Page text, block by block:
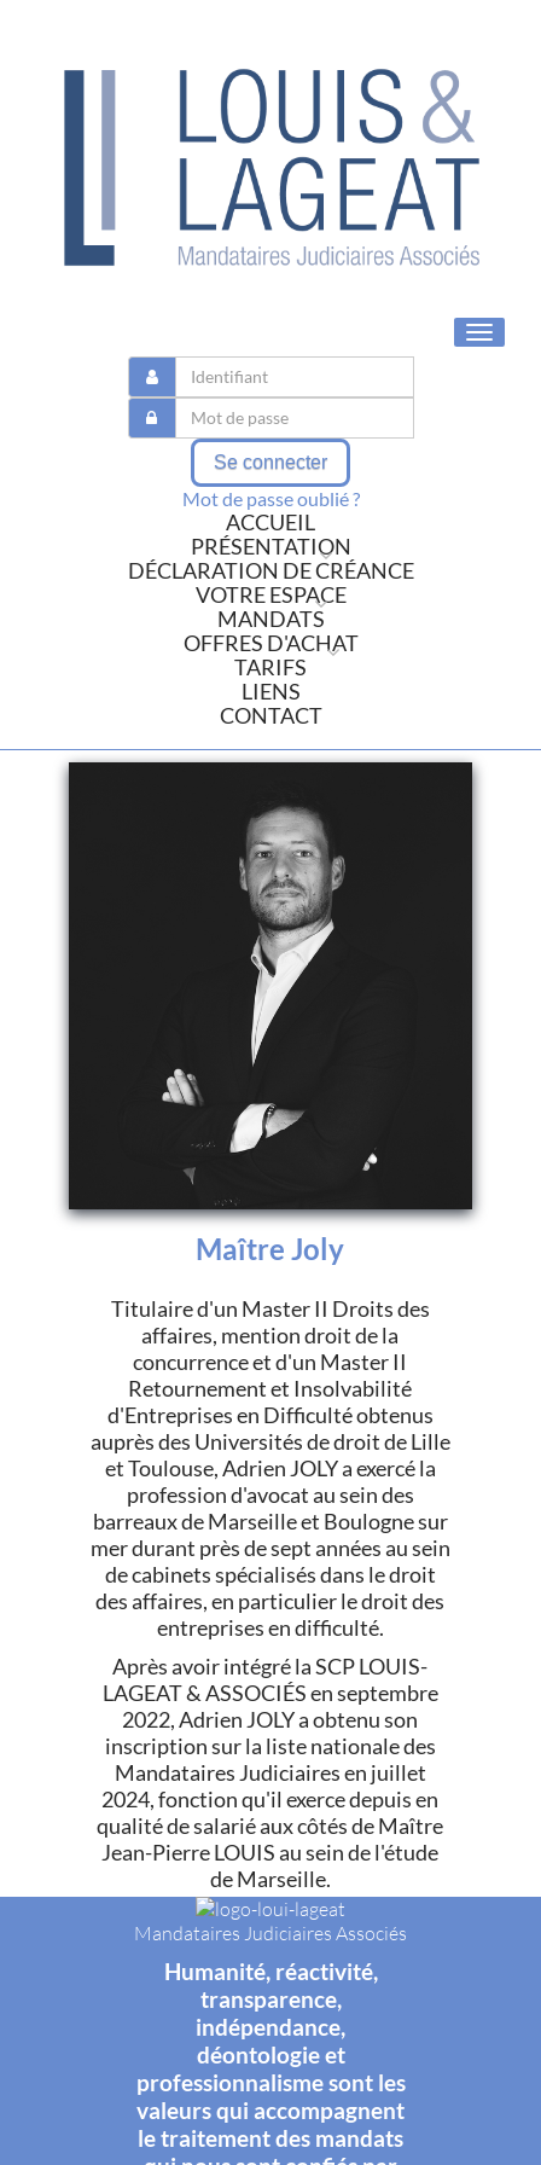
Toggle
Se connecter
Mot de passe oublié ?
ACCUEIL
PRÉSENTATION
DÉCLARATION DE CRÉANCE
VOTRE ESPACE
MANDATS
OFFRES D'ACHAT
TARIFS
LIENS
CONTACT
Maître Joly
Titulaire d'un Master II Droits des
affaires, mention droit de la
concurrence et d'un Master II
Retournement et Insolvabilité
d'Entreprises en Difficulté obtenus
auprès des Universités de droit de Lille
et Toulouse, Adrien JOLY a exercé la
profession d'avocat au sein des
barreaux de Marseille et Boulogne sur
mer durant près de sept années au sein
de cabinets spécialisés dans le droit
des affaires, en particulier le droit des
entreprises en difficulté.
Après avoir intégré la SCP LOUIS-
LAGEAT & ASSOCIÉS en septembre
2022, Adrien JOLY a obtenu son
inscription sur la liste nationale des
Mandataires Judiciaires en juillet
2024, fonction qu'il exerce depuis en
qualité de salarié aux côtés de Maître
Jean-Pierre LOUIS au sein de l'étude
de Marseille.
Mandataires Judiciaires Associés
Humanité, réactivité,
transparence,
indépendance,
déontologie et
professionnalisme sont les
valeurs qui accompagnent
le traitement des mandats